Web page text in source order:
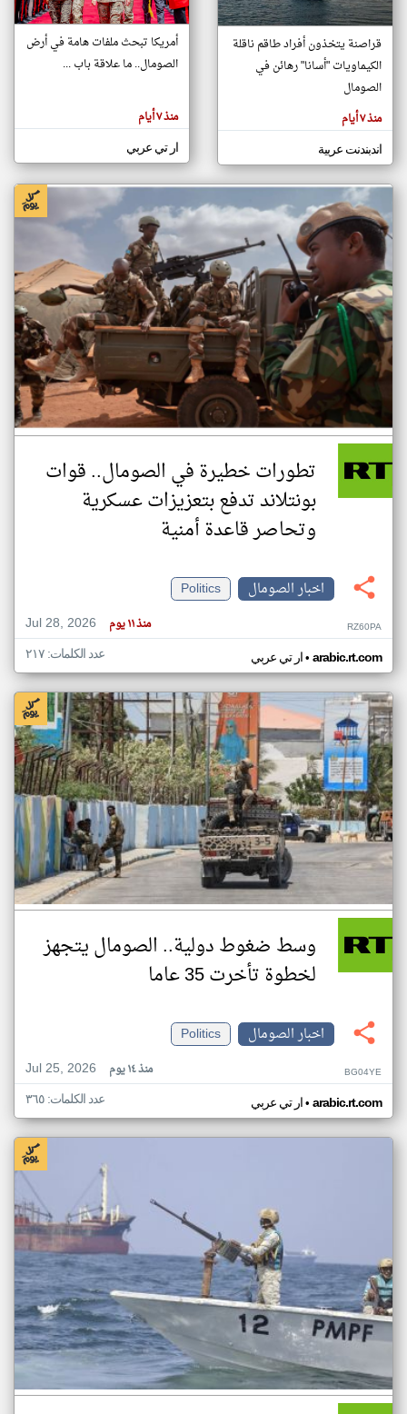
تغيير الدولة
اخبار الصومال على مدار الساعة
أهم اخبار الصومال العاجلة والمباشرة
المقالات
هنا عن
وجهة
كاتبيها.
قراصنة يتخذون أفراد طاقم ناقلة
الكيماويات "أسانا" رهائن في
الصومال
منذ ٧ أيام
اندبندنت عربية
أمريكا تبحث ملفات هامة في أرض
الصومال.. ما علاقة باب ...
منذ ٧ أيام
ار تي عربي
تطورات خطيرة في الصومال.. قوات
بونتلاند تدفع بتعزيزات عسكرية
وتحاصر قاعدة أمنية
اخبار الصومال
Politics
Jul 28, 2026
منذ ١١ يوم RZ60PA
ار تي عربي• arabic.rt.com عدد الكلمات: ٢١٧
وسط ضغوط دولية.. الصومال يتجهز
لخطوة تأخرت 35 عاما
اخبار الصومال
Politics
Jul 25, 2026
منذ ١٤ يوم BG04YE
ار تي عربي• arabic.rt.com عدد الكلمات: ٣٦٥
klyoum.com